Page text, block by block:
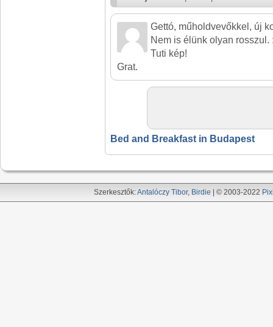
Gettó, műholdvevőkkel, új
Nem is élünk olyan rosszul.
Tuti kép!
Grat.
Bed and Breakfast in Budapest
Szerkesztők:Antalóczy Tibor, Birdie | © 2003-2022